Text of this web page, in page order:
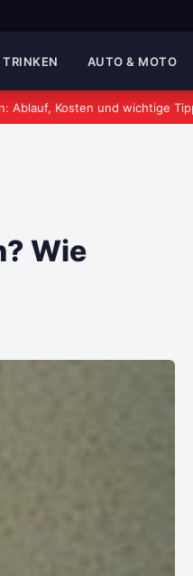
TRINKEN AUTO & MOTO
Ablauf, Kosten und wichtige
Wie